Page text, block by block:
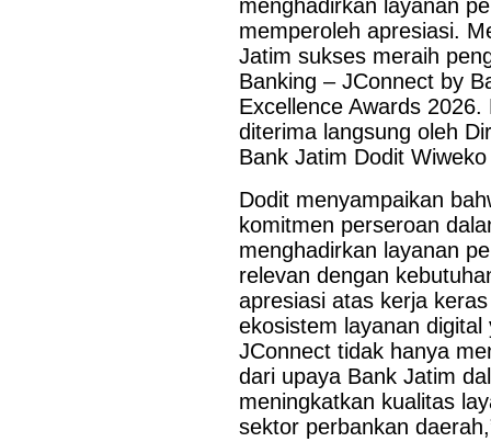
Perkuat Sinergi Antar KUB, Kinerja
SURABAYA,KORANRAKYAT.COM,- 29 Juli 2026. PT
menghadirkan layanan
memperoleh apresiasi.
Jatim sukses meraih
Banking – JConnect by
Excellence Awards
diterima langsung oleh
Bank Jatim Dodit
Dodit menyampaikan
komitmen perseroan
menghadirkan layanan
relevan dengan
apresiasi atas kerja
ekosistem layanan
JConnect tidak hanya
dari upaya Bank Jatim
meningkatkan kualitas
sektor perbankan